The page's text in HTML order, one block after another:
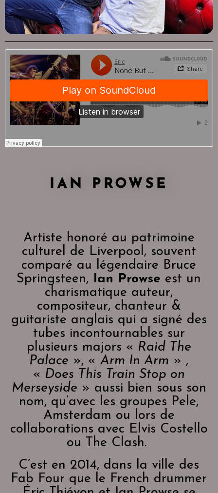
IAN PROWSE
Artiste honoré au patrimoine
culturel de Liverpool, souvent
comparé au légendaire Bruce
Springsteen, Ian Prowse est un
charismatique auteur,
compositeur, chanteur &
guitariste anglais qui a signé des
tubes incontournables sur
plusieurs majors « Raid The
Palace », «Arm In Arm » ,
« Does This Train Stop on
Merseyside » aussi bien sous son
nom, qu’avec les groupes Pele,
Amsterdam ou lors de
collaborations avec Elvis Costello
ou The Clash.
C’est en 2014, dans la ville des
Fab Four que le French drummer